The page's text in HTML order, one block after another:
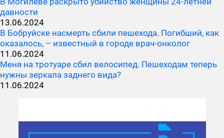
давности
13.06.2024
В Бобруйске насмерть сбили пешехода. Погибший, как
оказалось, – известный в городе врач-онколог
11.06.2024
Меня на тротуаре сбил велосипед. Пешеходам теперь
нужны зеркала заднего вида?
11.06.2024